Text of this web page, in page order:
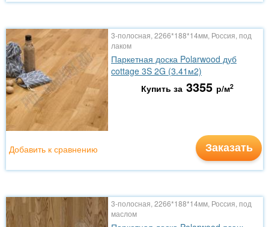
3-полосная, 2266*188*14мм, Россия, под
лаком
Паркетная доска Polarwood дуб
cottage 3S 2G (3.41м2)
Купить за 3355 р/м2
Заказать
Добавить к сравнению
3-полосная, 2266*188*14мм, Россия, под
маслом